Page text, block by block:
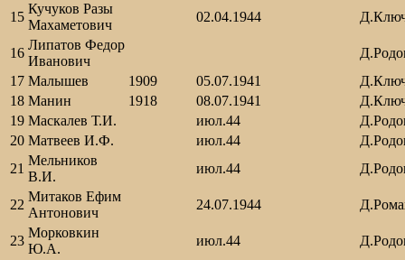
15
Кучуков Разы
Махаметович
02.04.1944
16
Липатов Федор
Иванович
17 Малышев 1909 05.07.1941
18 Манин 1918 08.07.1941
19 Маскалев Т.И. июл.44
20 Матвеев И.Ф. июл.44
21
Мельников
В.И.
июл.44
22
Митаков Ефим
Антонович
24.07.1944
23
Морковкин
Ю.А.
июл.44